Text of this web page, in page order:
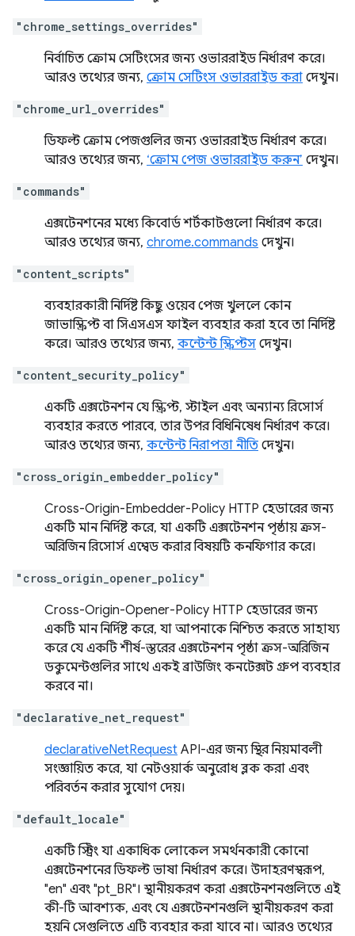
"chrome_settings_overrides"
নির্বাচিত ক্রোম সেটিংসের জন্য ওভাররাইড নির্ধারণ করে।
আরও তথ্যের জন্য, ক্রোম সেটিংস ওভাররাইড করা দেখুন।
"chrome_url_overrides"
ডিফল্ট ক্রোম পেজগুলির জন্য ওভাররাইড নির্ধারণ করে।
আরও তথ্যের জন্য, ‘ক্রোম পেজ ওভাররাইড করুন’ দেখুন।
"commands"
এক্সটেনশনের মধ্যে কিবোর্ড শর্টকাটগুলো নির্ধারণ করে।
আরও তথ্যের জন্য, chrome.commands দেখুন।
"content_scripts"
ব্যবহারকারী নির্দিষ্ট কিছু ওয়েব পেজ খুললে কোন
জাভাস্ক্রিপ্ট বা সিএসএস ফাইল ব্যবহার করা হবে তা নির্দিষ্ট
করে। আরও তথ্যের জন্য, কন্টেন্ট স্ক্রিপ্টস দেখুন।
"content_security_policy"
একটি এক্সটেনশন যে স্ক্রিপ্ট, স্টাইল এবং অন্যান্য রিসোর্স
ব্যবহার করতে পারবে, তার উপর বিধিনিষেধ নির্ধারণ করে।
আরও তথ্যের জন্য, কন্টেন্ট নিরাপত্তা নীতি দেখুন।
"cross_origin_embedder_policy"
Cross-Origin-Embedder-Policy HTTP হেডারের জন্য
একটি মান নির্দিষ্ট করে, যা একটি এক্সটেনশন পৃষ্ঠায় ক্রস-
অরিজিন রিসোর্স এম্বেড করার বিষয়টি কনফিগার করে।
"cross_origin_opener_policy"
Cross-Origin-Opener-Policy HTTP হেডারের জন্য
একটি মান নির্দিষ্ট করে, যা আপনাকে নিশ্চিত করতে সাহায্য
করে যে একটি শীর্ষ-স্তরের এক্সটেনশন পৃষ্ঠা ক্রস-অরিজিন
ডকুমেন্টগুলির সাথে একই ব্রাউজিং কনটেক্সট গ্রুপ ব্যবহার
করবে না।
"declarative_net_request"
declarativeNetRequest API-এর জন্য স্থির নিয়মাবলী
সংজ্ঞায়িত করে, যা নেটওয়ার্ক অনুরোধ ব্লক করা এবং
পরিবর্তন করার সুযোগ দেয়।
"default_locale"
একটি স্ট্রিং যা একাধিক লোকেল সমর্থনকারী কোনো
এক্সটেনশনের ডিফল্ট ভাষা নির্ধারণ করে। উদাহরণস্বরূপ,
"en" এবং "pt_BR"। স্থানীয়করণ করা এক্সটেনশনগুলিতে এই
কী-টি আবশ্যক, এবং যে এক্সটেনশনগুলি স্থানীয়করণ করা
হয়নি সেগুলিতে এটি ব্যবহার করা যাবে না। আরও তথ্যের